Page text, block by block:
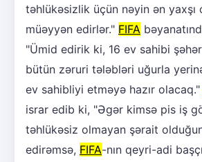
təhlükəsizlik üçün nəyin ən yaxşı
müəyyən edirlər." FIFA
"Ümid edirik ki, 16 ev sahibi
bütün zəruri tələbləri uğurla
ev sahibliyi etməyə hazır olacaq."
israr edib ki, "Əgər kimsə pis iş
təhlükəsiz olmayan şərait
edirəmsə, FIFA-nın qeyri-adi